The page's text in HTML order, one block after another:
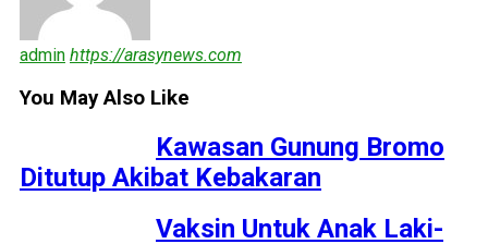
admin https://arasynews.com
You May Also Like
Kawasan Gunung Bromo
Ditutup Akibat Kebakaran
Vaksin Untuk Anak Laki-